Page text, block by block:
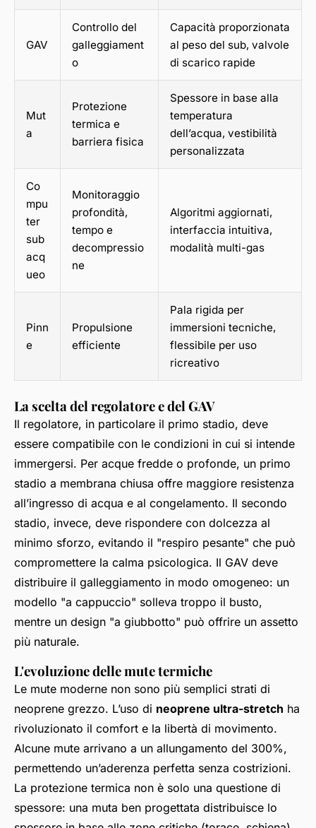
GAV
Controllo del
galleggiament
o
Capacità proporzionata
al peso del sub, valvole
di scarico rapide
Mut
a
Protezione
termica e
barriera fisica
Spessore in base alla
temperatura
dell’acqua, vestibilità
personalizzata
Co
mpu
ter
sub
acq
ueo
Monitoraggio
profondità,
tempo e
decompressio
ne
Algoritmi aggiornati,
interfaccia intuitiva,
modalità multi-gas
Pinn
e
Propulsione
efficiente
Pala rigida per
immersioni tecniche,
flessibile per uso
ricreativo
La scelta del regolatore e del GAV
Il regolatore, in particolare il primo stadio, deve
essere compatibile con le condizioni in cui si intende
immergersi. Per acque fredde o profonde, un primo
stadio a membrana chiusa offre maggiore resistenza
all’ingresso di acqua e al congelamento. Il secondo
stadio, invece, deve rispondere con dolcezza al
minimo sforzo, evitando il "respiro pesante" che può
compromettere la calma psicologica. Il GAV deve
distribuire il galleggiamento in modo omogeneo: un
modello "a cappuccio" solleva troppo il busto,
mentre un design "a giubbotto" può offrire un assetto
più naturale.
L'evoluzione delle mute termiche
Le mute moderne non sono più semplici strati di
neoprene grezzo. L’uso di neoprene ultra-stretch ha
rivoluzionato il comfort e la libertà di movimento.
Alcune mute arrivano a un allungamento del 300%,
permettendo un’aderenza perfetta senza costrizioni.
La protezione termica non è solo una questione di
spessore: una muta ben progettata distribuisce lo